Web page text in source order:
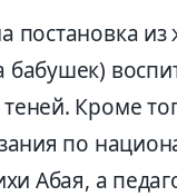
постановка
Кроме
по
Абая, а